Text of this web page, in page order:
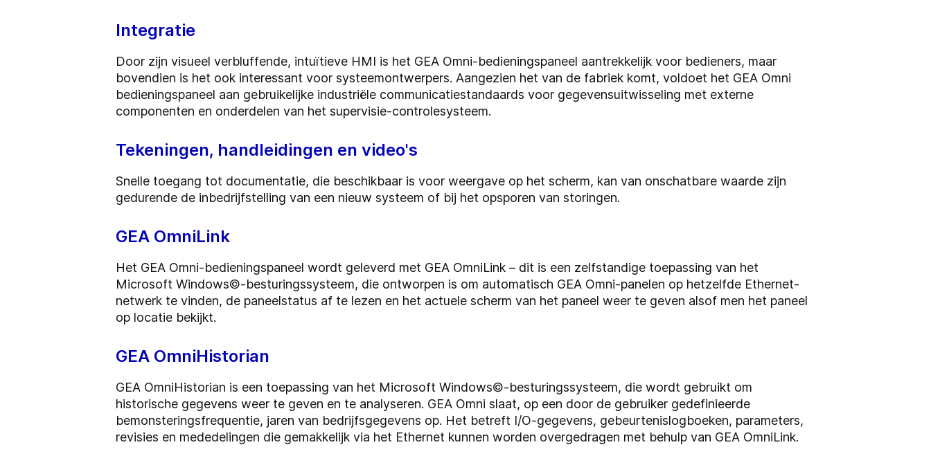
Integratie
Door zijn visueel verbluffende, intuïtieve HMI is het GEA Omni-bedieningspaneel aantrekkelijk voor bedieners, maar
bovendien is het ook interessant voor systeemontwerpers. Aangezien het van de fabriek komt, voldoet het GEA Omni
bedieningspaneel aan gebruikelijke industriële communicatiestandaards voor gegevensuitwisseling met externe
componenten en onderdelen van het supervisie-controlesysteem.
Tekeningen, handleidingen en video's
Snelle toegang tot documentatie, die beschikbaar is voor weergave op het scherm, kan van onschatbare waarde zijn
gedurende de inbedrijfstelling van een nieuw systeem of bij het opsporen van storingen.
GEA OmniLink
Het GEA Omni-bedieningspaneel wordt geleverd met GEA OmniLink – dit is een zelfstandige toepassing van het
Microsoft Windows©-besturingssysteem, die ontworpen is om automatisch GEA Omni-panelen op hetzelfde Ethernet-
netwerk te vinden, de paneelstatus af te lezen en het actuele scherm van het paneel weer te geven alsof men het paneel
op locatie bekijkt.
GEA OmniHistorian
GEA OmniHistorian is een toepassing van het Microsoft Windows©-besturingssysteem, die wordt gebruikt om
historische gegevens weer te geven en te analyseren. GEA Omni slaat, op een door de gebruiker gedefinieerde
bemonsteringsfrequentie, jaren van bedrijfsgegevens op. Het betreft I/O-gegevens, gebeurtenislogboeken, parameters,
revisies en mededelingen die gemakkelijk via het Ethernet kunnen worden overgedragen met behulp van GEA OmniLink.